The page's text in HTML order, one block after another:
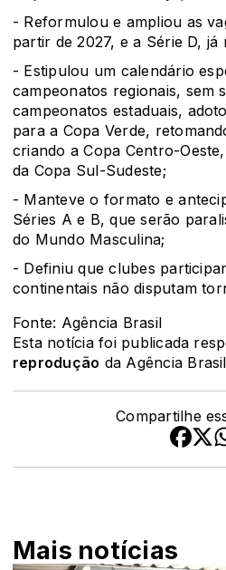
- Reformulou e ampliou as
partir de 2027, e a Série D,
- Estipulou um calendário
campeonatos regionais, sem
campeonatos estaduais,
para a Copa Verde,
criando a Copa Centro-
da Copa Sul-Sudeste;
- Manteve o formato e
Séries A e B, que serão
do Mundo Masculina;
- Definiu que clubes
continentais não disputam
Fonte: Agência Brasil
Esta notícia foi publicada
reprodução da Agência
Compartilhe
Mais notícias